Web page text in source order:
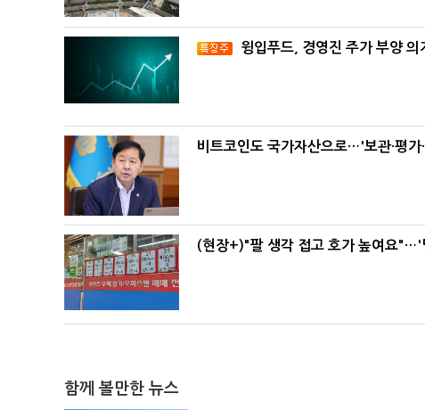
윙입푸드, 경영진 주가 부양 의
비트코인도 국가자산으로…'보관·평가
(현장+)"팔 생각 접고 호가 높여요"…'
함께 볼만한 뉴스